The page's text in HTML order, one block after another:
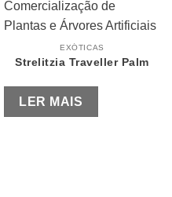
EXÓTICAS
Strelitzia Traveller Palm
LER MAIS